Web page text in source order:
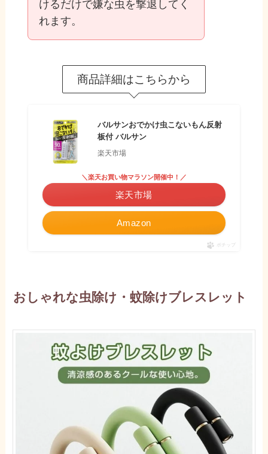
けるだけで嫌な虫を撃退してく
れます。
商品詳細はこちらから
バルサンおでかけ虫こないもん反射
板付 バルサン
楽天市場
Amazon
＼楽天お買い物マラソン開催中！／
楽天市場
ポチップ
おしゃれな虫除け・蚊除けブレスレット